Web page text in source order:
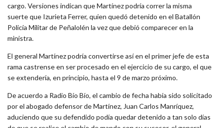
cargo. Versiones indican que Martínez podría correr la misma
suerte que Izurieta Ferrer, quien quedó detenido en el Batallón
Policía Militar de Peñalolén la vez que debió comparecer en la
ministra.
El general Martínez podría convertirse así en el primer jefe de esta
rama castrense en ser procesado en el ejercicio de su cargo, el que
se extendería, en principio, hasta el 9 de marzo próximo.
De acuerdo a Radio Bío Bío, el cambio de fecha había sido solicitado
por el abogado defensor de Martínez, Juan Carlos Manríquez,
aduciendo que su defendido podía quedar detenido a tan solo días